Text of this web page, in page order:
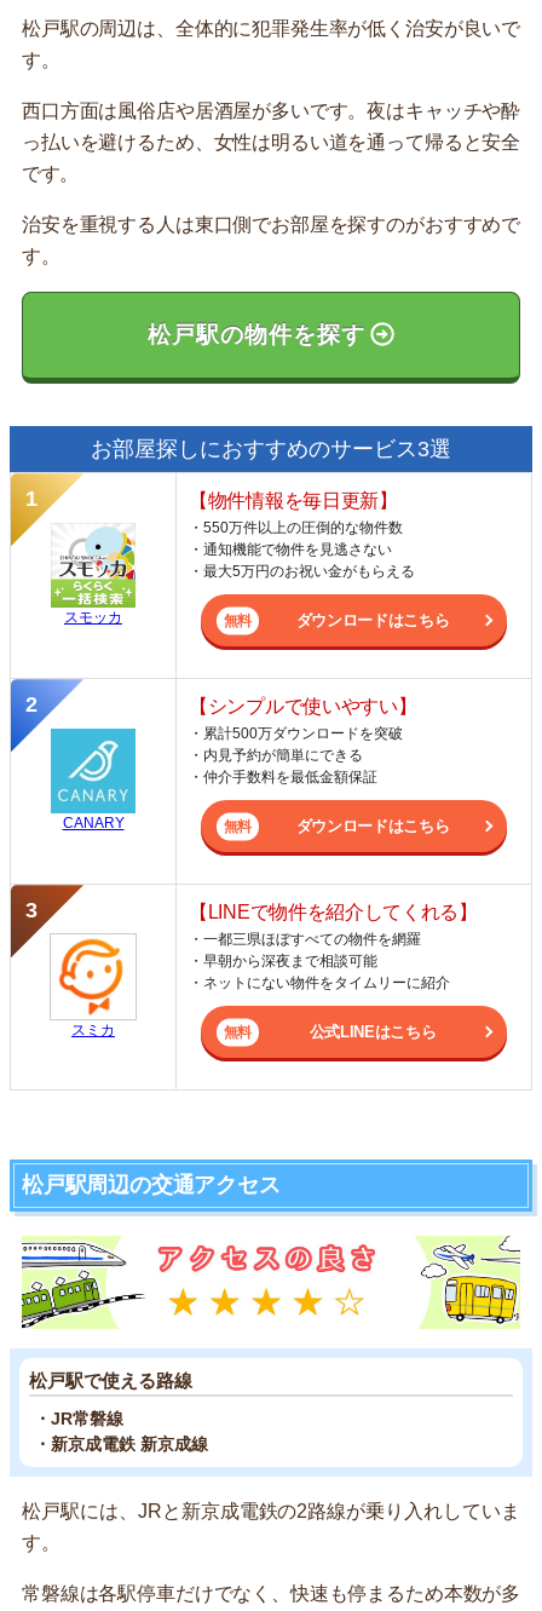
松戸駅の周辺は、全体的に犯罪発生率が低く治安が良いで
す。
西口方面は風俗店や居酒屋が多いです。夜はキャッチや酔
っ払いを避けるため、女性は明るい道を通って帰ると安全
です。
治安を重視する人は東口側でお部屋を探すのがおすすめで
す。
松戸駅の物件を探す
お部屋探しにおすすめのサービス3選
スモッカ
【物件情報を毎日更新】
・550万件以上の圧倒的な物件数
・通知機能で物件を見逃さない
・最大5万円のお祝い金がもらえる
ダウンロードはこちら
CANARY
【シンプルで使いやすい】
・累計500万ダウンロードを突破
・内見予約が簡単にできる
・仲介手数料を最低金額保証
ダウンロードはこちら
スミカ
【LINEで物件を紹介してくれる】
・一都三県ほぼすべての物件を網羅
・早朝から深夜まで相談可能
・ネットにない物件をタイムリーに紹介
公式LINEはこちら
松戸駅周辺の交通アクセス
松戸駅で使える路線
・JR常磐線
・新京成電鉄 新京成線
松戸駅には、JRと新京成電鉄の2路線が乗り入れしていま
す。
常磐線は各駅停車だけでなく、快速も停まるため本数が多